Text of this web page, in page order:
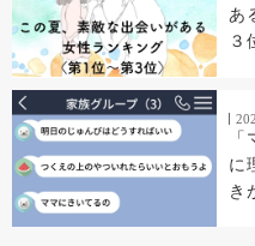
あ
３
に
き